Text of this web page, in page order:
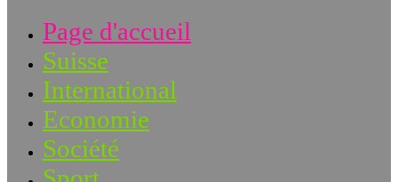
Page d'accueil
Suisse
International
Economie
Société